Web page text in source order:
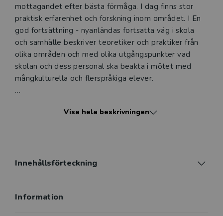
mottagandet efter bästa förmåga. I dag finns stor
praktisk erfarenhet och forskning inom området. I En
god fortsättning - nyanländas fortsatta väg i skola
och samhälle beskriver teoretiker och praktiker från
olika områden och med olika utgångspunkter vad
skolan och dess personal ska beakta i mötet med
mångkulturella och flerspråkiga elever.
En bra början - mottagande och introduktion av
få möjligheter till en bra skolgång och en fortsatt god
En god fortsättning - nyanländas fortsatta väg i skola
Visa hela beskrivningen
Innehållsförteckning
Information